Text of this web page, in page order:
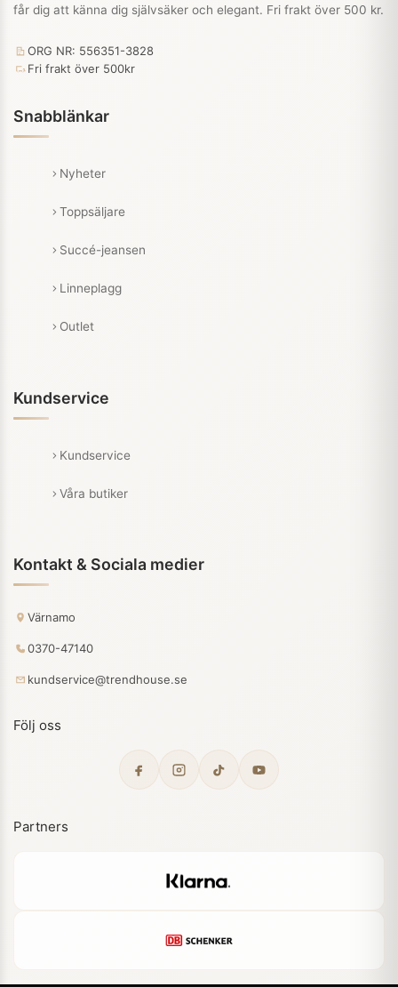
får dig att känna dig självsäker och elegant. Fri frakt över 500 kr.
ORG NR: 556351-3828
Fri frakt över 500kr
Snabblänkar
Nyheter
Toppsäljare
Succé-jeansen
Linneplagg
Outlet
Kundservice
Kundservice
Våra butiker
Kontakt & Sociala medier
Värnamo
0370-47140
kundservice@trendhouse.se
Följ oss
Partners